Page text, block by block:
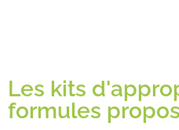
Les kits
formules